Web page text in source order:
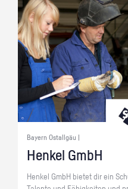
Bayern Ostallgäu |
Hen­kel GmbH
Hen­kel GmbH bie­tet dir ein